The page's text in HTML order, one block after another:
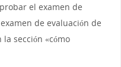
el examen de
de evaluación de
sección «cómo